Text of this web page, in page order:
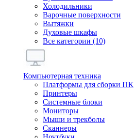
Холодильники
Варочные поверхности
Вытяжки
Духовые шкафы
Все категории (10)
Компьютерная техника
Платформы для сборки ПК
Принтеры
Системные блоки
Мониторы
Мыши и трекболы
Сканнеры